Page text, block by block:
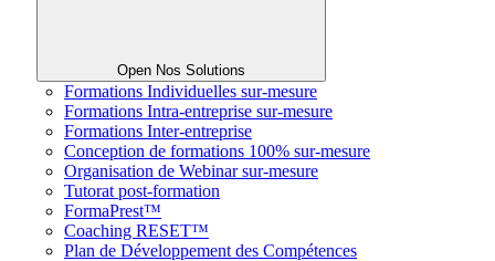
Open Nos Solutions
Formations Individuelles sur-mesure
Formations Intra-entreprise sur-mesure
Formations Inter-entreprise
Conception de formations 100% sur-mesure
Organisation de Webinar sur-mesure
Tutorat post-formation
FormaPrest™
Coaching RESET™
Plan de Développement des Compétences